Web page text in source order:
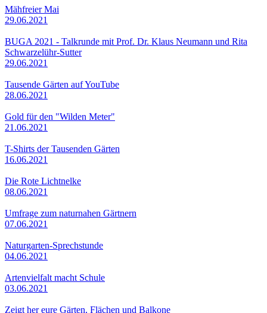
Mähfreier Mai
29.06.2021
BUGA 2021 - Talkrunde mit Prof. Dr. Klaus Neumann und Rita
Schwarzelühr-Sutter
29.06.2021
Tausende Gärten auf YouTube
28.06.2021
Gold für den "Wilden Meter"
21.06.2021
T-Shirts der Tausenden Gärten
16.06.2021
Die Rote Lichtnelke
08.06.2021
Umfrage zum naturnahen Gärtnern
07.06.2021
Naturgarten-Sprechstunde
04.06.2021
Artenvielfalt macht Schule
03.06.2021
Zeigt her eure Gärten, Flächen und Balkone